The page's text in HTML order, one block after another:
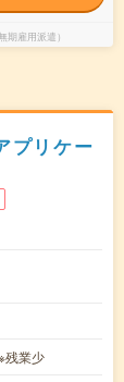
雇用派遣）
プリケー
残業少